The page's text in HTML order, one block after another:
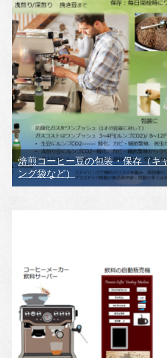
焙煎コーヒー豆の包装・保存（キ
ング袋など）